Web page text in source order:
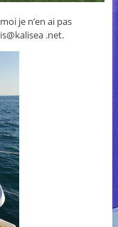
je n’en ai pas
.net.